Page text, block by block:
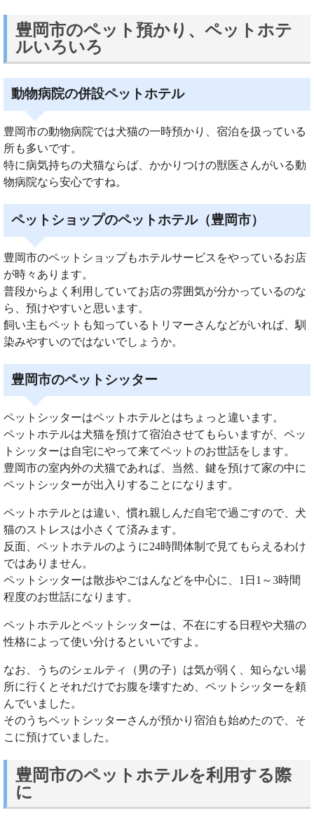
豊岡市のペット預かり、ペットホテ
ルいろいろ
動物病院の併設ペットホテル
豊岡市の動物病院では犬猫の一時預かり、宿泊を扱っている
所も多いです。
特に病気持ちの犬猫ならば、かかりつけの獣医さんがいる動
物病院なら安心ですね。
ペットショップのペットホテル（豊岡市）
豊岡市のペットショップもホテルサービスをやっているお店
が時々あります。
普段からよく利用していてお店の雰囲気が分かっているのな
ら、預けやすいと思います。
飼い主もペットも知っているトリマーさんなどがいれば、馴
染みやすいのではないでしょうか。
豊岡市のペットシッター
ペットシッターはペットホテルとはちょっと違います。
ペットホテルは犬猫を預けて宿泊させてもらいますが、ペッ
トシッターは自宅にやって来てペットのお世話をします。
豊岡市の室内外の犬猫であれば、当然、鍵を預けて家の中に
ペットシッターが出入りすることになります。
ペットホテルとは違い、慣れ親しんだ自宅で過ごすので、犬
猫のストレスは小さくて済みます。
反面、ペットホテルのように24時間体制で見てもらえるわけ
ではありません。
ペットシッターは散歩やごはんなどを中心に、1日1～3時間
程度のお世話になります。
ペットホテルとペットシッターは、不在にする日程や犬猫の
性格によって使い分けるといいですよ。
なお、うちのシェルティ（男の子）は気が弱く、知らない場
所に行くとそれだけでお腹を壊すため、ペットシッターを頼
んでいました。
そのうちペットシッターさんが預かり宿泊も始めたので、そ
こに預けていました。
豊岡市のペットホテルを利用する際
に